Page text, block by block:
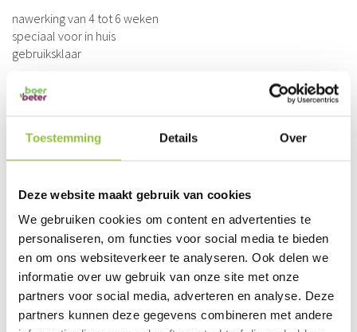
Toestemming Details Over
Deze website maakt gebruik van cookies
We gebruiken cookies om content en advertenties te
personaliseren, om functies voor social media te bieden
en om ons websiteverkeer te analyseren. Ook delen we
informatie over uw gebruik van onze site met onze
partners voor social media, adverteren en analyse. Deze
partners kunnen deze gegevens combineren met andere
nawerking van 4 tot 6 weken
speciaal voor in huis
gebruiksklaar
Werkzame stoffen: permethrin en tetramethri
productinformatie.
gebruik in Nederland
Toelating CTGB
€ 11,40